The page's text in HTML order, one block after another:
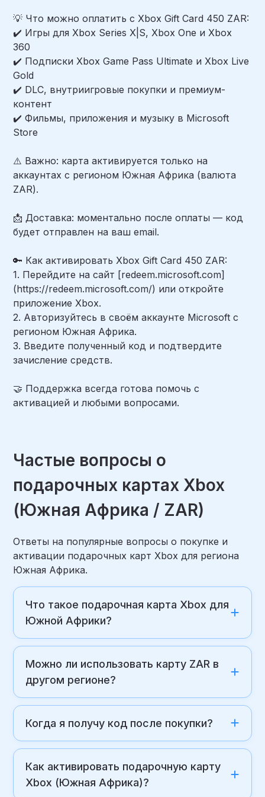
💡 Что можно оплатить с Xbox Gift Card 450 ZAR:
✔️ Игры для Xbox Series X|S, Xbox One и Xbox
360
✔️ Подписки Xbox Game Pass Ultimate и Xbox Live
Gold
✔️ DLC, внутриигровые покупки и премиум-
контент
✔️ Фильмы, приложения и музыку в Microsoft
Store
⚠️ Важно: карта активируется только на
аккаунтах с регионом Южная Африка (валюта
ZAR).
📩 Доставка: моментально после оплаты — код
будет отправлен на ваш email.
🔑 Как активировать Xbox Gift Card 450 ZAR:
1. Перейдите на сайт [redeem.microsoft.com]
(https://redeem.microsoft.com/) или откройте
приложение Xbox.
2. Авторизуйтесь в своём аккаунте Microsoft с
регионом Южная Африка.
3. Введите полученный код и подтвердите
зачисление средств.
🤝 Поддержка всегда готова помочь с
активацией и любыми вопросами.
Частые вопросы о
подарочных картах Xbox
(Южная Африка / ZAR)
Ответы на популярные вопросы о покупке и
активации подарочных карт Xbox для региона
Южная Африка.
Что такое подарочная карта Xbox для
Южной Африки?
Можно ли использовать карту ZAR в
другом регионе?
Когда я получу код после покупки?
Как активировать подарочную карту
Xbox (Южная Африка)?